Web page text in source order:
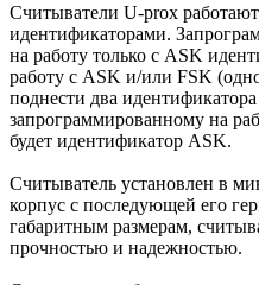
Считыватели U-prox
идентификаторами.
на работу только с ASK
работу с ASK и/или FSK
поднести два
запрограммированному на
будет идентификатор ASK.
Считыватель установлен в
корпус с последующей его
габаритным размерам,
прочностью и надежностью.